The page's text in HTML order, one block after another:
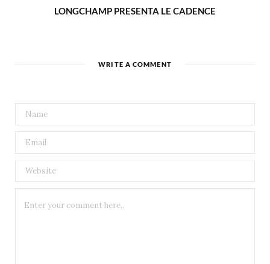
LONGCHAMP PRESENTA LE CADENCE
WRITE A COMMENT